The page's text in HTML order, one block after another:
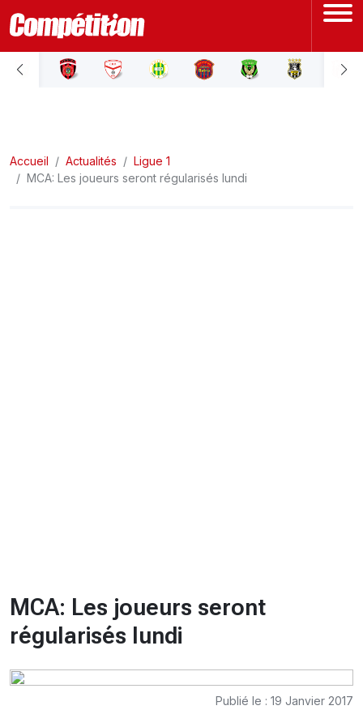
ACCUEIL
LIGUE 2
Accueil Actualités
Ligue 1
MCA: Les joueurs seront régularisés lundi
MCA: Les joueurs seront
régularisés lundi
Publié le : 19 Janvier 2017